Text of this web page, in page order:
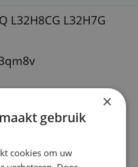
L32H8CG L32H7G
CHiQ L32H8CG
l43qst
×
gebruik
cookies om uw